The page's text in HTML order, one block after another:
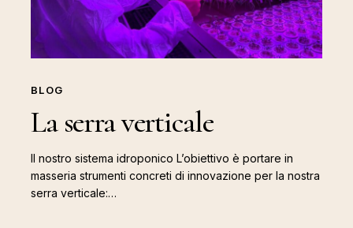
BLOG
La serra verticale
Il nostro sistema idroponico L’obiettivo è portare in
masseria strumenti concreti di innovazione per la nostra
serra verticale:…